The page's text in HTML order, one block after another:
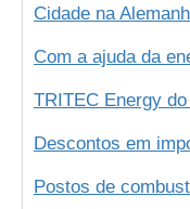
TRITEC Energy